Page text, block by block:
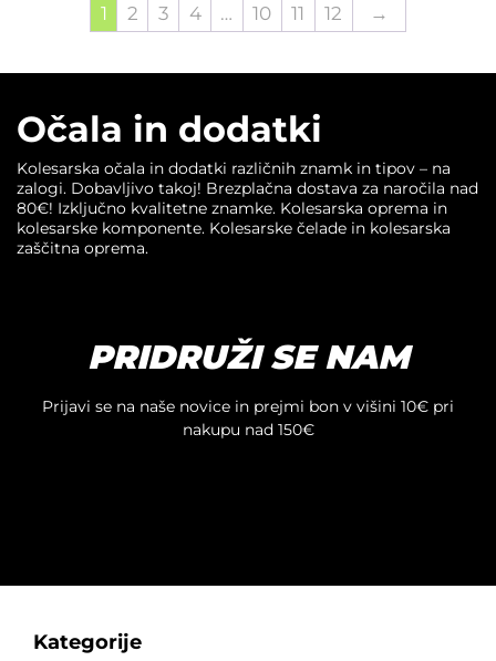
1 2 3 4 … 10 11 12 →
Očala in dodatki
Kolesarska očala in dodatki različnih znamk in tipov – na
zalogi. Dobavljivo takoj! Brezplačna dostava za naročila nad
80€! Izključno kvalitetne znamke. Kolesarska oprema in
kolesarske komponente. Kolesarske čelade in kolesarska
zaščitna oprema.
PRIDRUŽI SE NAM
Prijavi se na naše novice in prejmi bon v višini 10€ pri
nakupu nad 150€
Kategorije